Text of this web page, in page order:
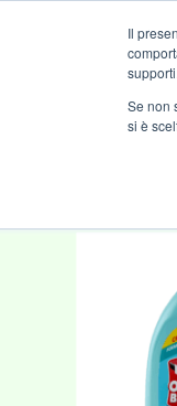
Il
Se non
si è
DROGHERIA